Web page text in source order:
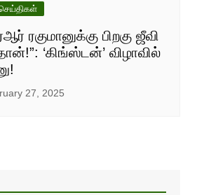
ரகுமானுக்கு பிறகு ஜீவி
‘கிங்ஸ்டன்’ விழாவில்
27, 2025